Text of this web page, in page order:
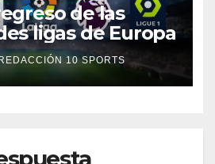
de las
ligas de Europa
REDACCIÓN 10 SPORTS